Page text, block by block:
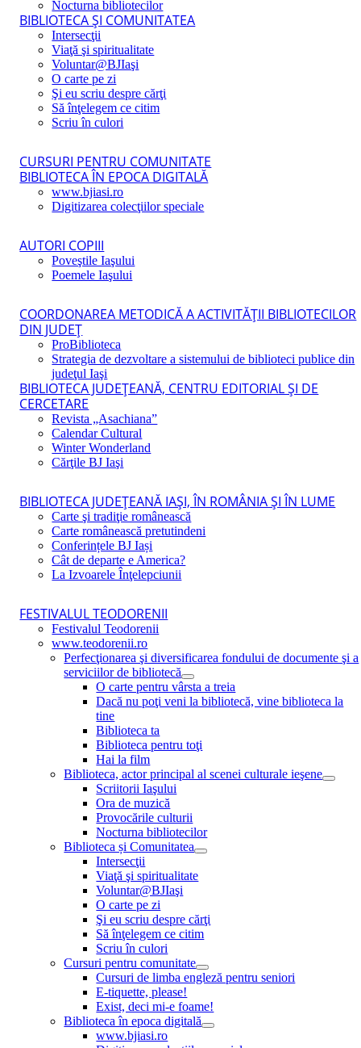
Nocturna bibliotecilor
BIBLIOTECA ŞI COMUNITATEA
Intersecţii
Viaţă şi spiritualitate
Voluntar@BJIaşi
O carte pe zi
Şi eu scriu despre cărţi
Să înţelegem ce citim
Scriu în culori
CURSURI PENTRU COMUNITATE
BIBLIOTECA ÎN EPOCA DIGITALĂ
www.bjiasi.ro
Digitizarea colecţiilor speciale
AUTORI COPIII
Poveştile Iaşului
Poemele Iaşului
COORDONAREA METODICĂ A ACTIVITĂŢII BIBLIOTECILOR
DIN JUDEŢ
ProBiblioteca
Strategia de dezvoltare a sistemului de biblioteci publice din
judeţul Iaşi
BIBLIOTECA JUDEŢEANĂ, CENTRU EDITORIAL ŞI DE
CERCETARE
Revista „Asachiana”
Calendar Cultural
Winter Wonderland
Cărţile BJ Iaşi
BIBLIOTECA JUDEŢEANĂ IAŞI, ÎN ROMÂNIA ŞI ÎN LUME
Carte şi tradiţie românească
Carte românească pretutindeni
Conferințele BJ Iași
Cât de departe e America?
La Izvoarele Înţelepciunii
FESTIVALUL TEODORENII
Festivalul Teodorenii
www.teodorenii.ro
Perfecţionarea şi diversificarea fondului de documente şi a
serviciilor de bibliotecă
O carte pentru vârsta a treia
Dacă nu poţi veni la bibliotecă, vine biblioteca la
tine
Biblioteca ta
Biblioteca pentru toţi
Hai la film
Biblioteca, actor principal al scenei culturale ieşene
Scriitorii Iaşului
Ora de muzică
Provocările culturii
Nocturna bibliotecilor
Biblioteca și Comunitatea
Intersecţii
Viaţă şi spiritualitate
Voluntar@BJIaşi
O carte pe zi
Şi eu scriu despre cărţi
Să înţelegem ce citim
Scriu în culori
Cursuri pentru comunitate
Cursuri de limba engleză pentru seniori
E-tiquette, please!
Exist, deci mi-e foame!
Biblioteca în epoca digitală
www.bjiasi.ro